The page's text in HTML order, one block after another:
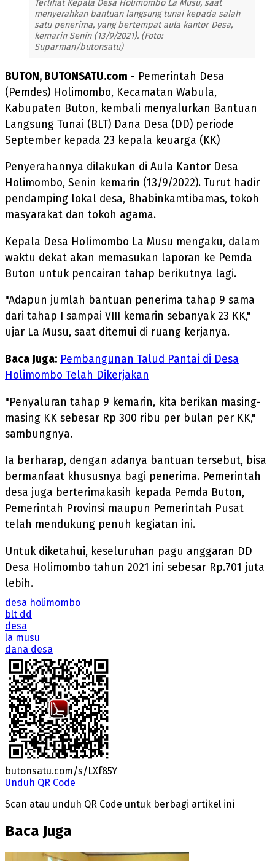
Terlihat Kepala Desa Holimombo La Musu, saat
menyerahkan bantuan langsung tunai kepada salah
satu penerima, yang bertempat aula kantor Desa,
kemarin Senin (13/9/2021). (Foto:
Suparman/butonsatu)
BUTON, BUTONSATU.com - Pemerintah Desa
(Pemdes) Holimombo, Kecamatan Wabula,
Kabupaten Buton, kembali menyalurkan Bantuan
Langsung Tunai (BLT) Dana Desa (DD) periode
September kepada 23 kepala keuarga (KK)
Penyerahannya dilakukan di Aula Kantor Desa
Holimombo, Senin kemarin (13/9/2022). Turut hadir
pendamping lokal desa, Bhabinkamtibamas, tokoh
masyarakat dan tokoh agama.
Kepala Desa Holimombo La Musu mengaku, dalam
waktu dekat akan memasukan laporan ke Pemda
Buton untuk pencairan tahap berikutnya lagi.
"Adapun jumlah bantuan penerima tahap 9 sama
dari tahap I sampai VIII kemarin sebanyak 23 KK,"
ujar La Musu, saat ditemui di ruang kerjanya.
Baca Juga: Pembangunan Talud Pantai di Desa
Holimombo Telah Dikerjakan
"Penyaluran tahap 9 kemarin, kita berikan masing-
masing KK sebesar Rp 300 ribu per bulan per KK,"
sambungnya.
Ia berharap, dengan adanya bantuan tersebut, bisa
bermanfaat khususnya bagi penerima. Pemerintah
desa juga berterimakasih kepada Pemda Buton,
Pemerintah Provinsi maupun Pemerintah Pusat
telah mendukung penuh kegiatan ini.
Untuk diketahui, keseluruhan pagu anggaran DD
Desa Holimombo tahun 2021 ini sebesar Rp.701 juta
lebih.
desa holimombo
blt dd
desa
la musu
dana desa
butonsatu.com/s/LXf85Y
Unduh QR Code
Scan atau unduh QR Code untuk berbagi artikel ini
Baca Juga